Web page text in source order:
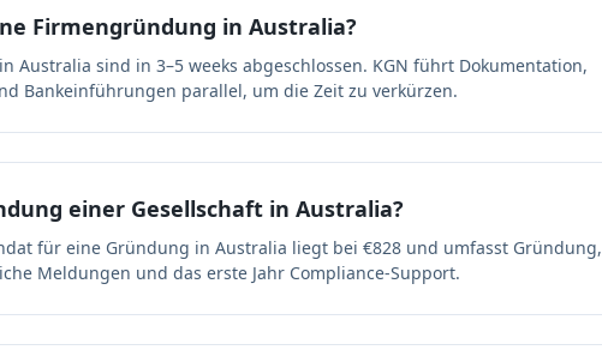
Firmengründung in Australia?
Australia sind in 3–5 weeks abgeschlossen. KGN führt Dokumentation,
Bankeinführungen parallel, um die Zeit zu verkürzen.
einer Gesellschaft in Australia?
für eine Gründung in Australia liegt bei €828 und umfasst Gründung,
Meldungen und das erste Jahr Compliance-Support.